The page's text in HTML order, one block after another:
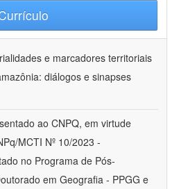
e marcadores territoriais
diálogos e sinapses
ao CNPQ, em virtude
MCTI Nº 10/2023 -
no Programa de Pós-
em Geografia - PPGG e